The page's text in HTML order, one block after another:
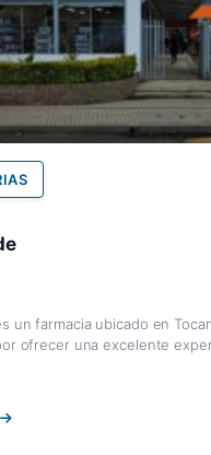
un farmacia ubicado en
ofrecer una excelente